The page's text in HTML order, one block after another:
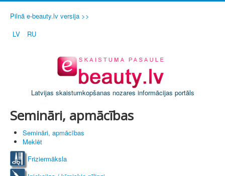
Pilnā e-beauty.lv versija >>
LV
RU
Latvijas skaistumkopšanas nozares informācijas portāls
Semināri, apmācības
Semināri, apmācības
Meklēt
Friziermāksla